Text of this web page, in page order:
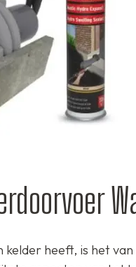
kelder heeft, is het